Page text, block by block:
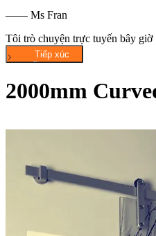
—— Ms Fran
Tôi trò chuyện trực tuyến bây giờ
2000mm